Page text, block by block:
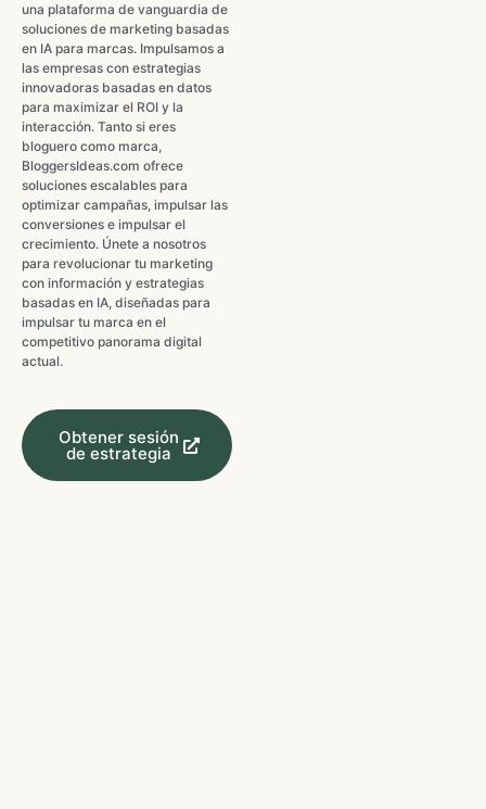
una plataforma de vanguardia de
soluciones de marketing basadas
en IA para marcas. Impulsamos a
las empresas con estrategias
innovadoras basadas en datos
para maximizar el ROI y la
interacción. Tanto si eres
bloguero como marca,
BloggersIdeas.com ofrece
soluciones escalables para
optimizar campañas, impulsar las
conversiones e impulsar el
crecimiento. Únete a nosotros
para revolucionar tu marketing
con información y estrategias
basadas en IA, diseñadas para
impulsar tu marca en el
competitivo panorama digital
actual.
Obtener sesión
de estrategia